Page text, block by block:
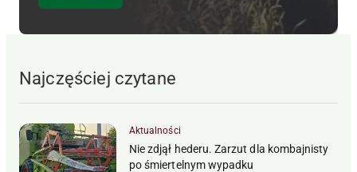
Najczęściej czytane
Aktualności
Nie zdjął hederu. Zarzut dla kombajnisty
po śmiertelnym wypadku